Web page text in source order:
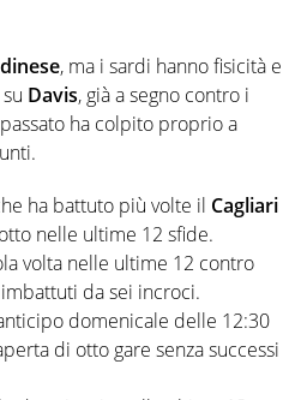
, ma i sardi hanno fisicità e
Davis, già a segno contro i
ha colpito proprio a
ha battuto più volte il Cagliari
nelle ultime 12 sfide.
volta nelle ultime 12 contro
da sei incroci.
domenicale delle 12:30
di otto gare senza successi